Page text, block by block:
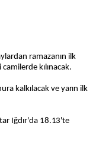
ramazanın ilk
kılınacak.
kalkılacak ve yarın ilk
Iğdır'da 18.13'te